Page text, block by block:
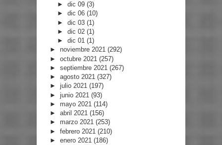
►dic 09(3)
►dic 06(10)
►dic 03(1)
►dic 02(1)
►dic 01(1)
► noviembre 2021 (292)
► octubre 2021 (257)
► septiembre 2021 (267)
► agosto 2021 (327)
► julio 2021 (197)
► junio 2021 (93)
► mayo 2021 (114)
► abril 2021 (156)
► marzo 2021 (253)
► febrero 2021 (210)
► enero 2021 (186)